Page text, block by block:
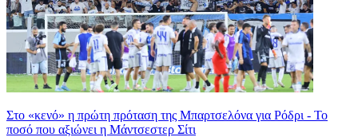
Στο «κενό» η πρώτη πρόταση της Μπαρτσελόνα για Ρόδρι - Το
ποσό που αξιώνει η Μάντσεστερ Σίτι